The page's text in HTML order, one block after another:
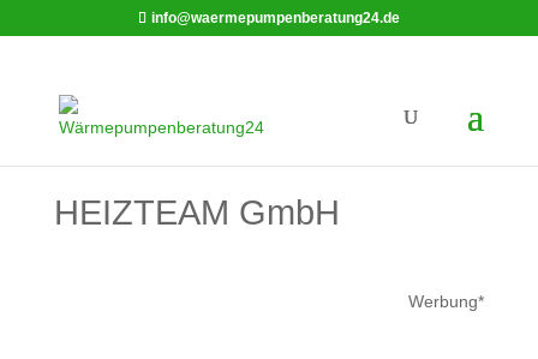
info@waermepumpenberatung24.de
HEIZTEAM GmbH
Werbung*